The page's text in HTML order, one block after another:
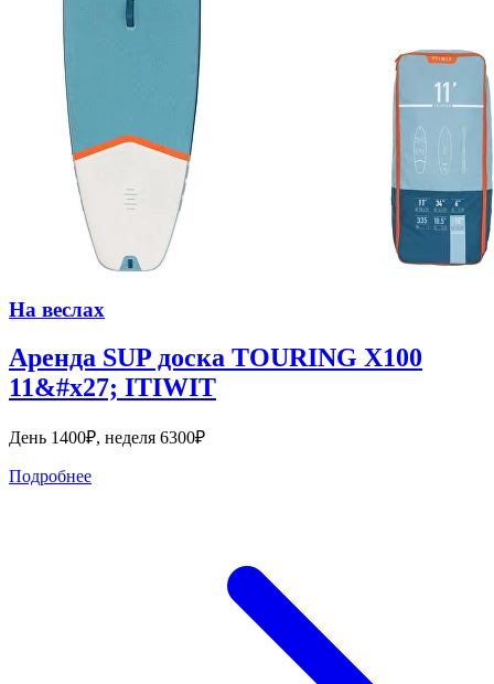
На веслах
Аренда SUP доска TOURING X100
11&#x27; ITIWIT
День 1400₽, неделя 6300₽
Подробнее